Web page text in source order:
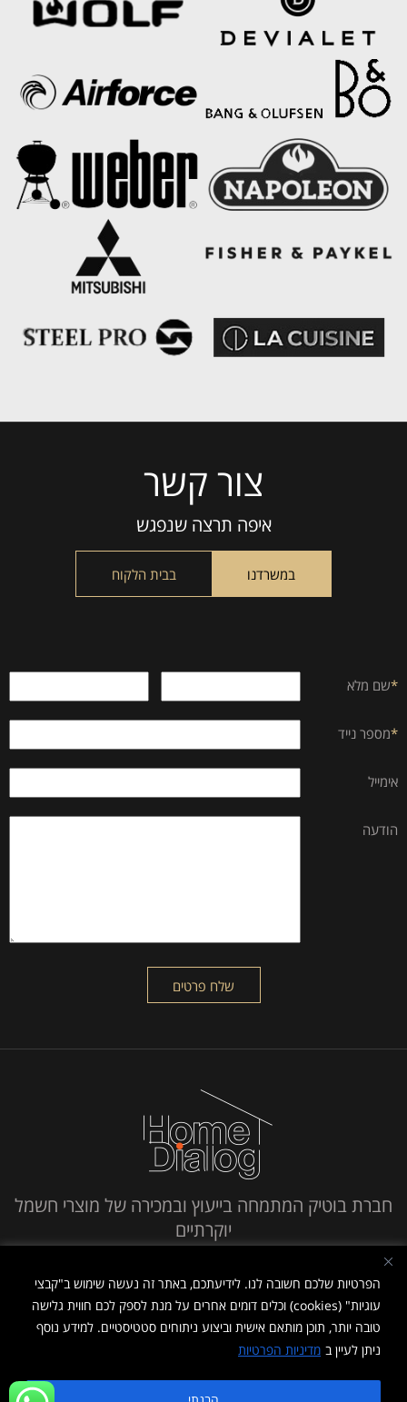
הפרטיות שלכם חשובה לנו. לידיעתכם, באתר זה נעשה שימוש ב"קבצי
עוגיות" (cookies) וכלים דומים אחרים על מנת לספק לכם חווית גלישה
טובה יותר, תוכן מותאם אישית וביצוע ניתוחים סטטיסטיים. למידע נוסף
ניתן לעיין ב מדיניות הפרטיות
צור קשר
איפה תרצה שנפגש
במשרדנו בבית הלקוח
*שם מלא
*מספר נייד
אימייל
הודעה
חברת בוטיק המתמחה בייעוץ ובמכירה של מוצרי חשמל
יוקרתיים
חייג אלינו
מדיניות פרטיות | תנאי שימוש